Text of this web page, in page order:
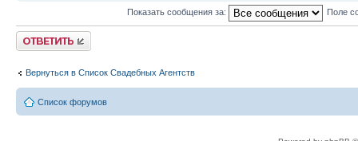
Показать сообщения за: Поле
Ответить
Вернуться в Список Свадебных Агентств
Список форумов